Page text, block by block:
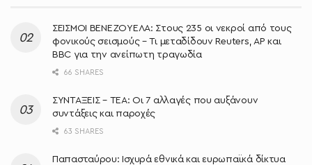
ΣΕΙΣΜΟΙ ΒΕΝΕΖΟΥΕΛΑ: Στους 235 οι νεκροί από τους
φονικούς σεισμούς – Τι μεταδίδουν Reuters, AP και
BBC για την ανείπωτη τραγωδία
66 SHARES
ΣΥΝΤΑΞΕΙΣ – ΤΕΑ: Οι 7 αλλαγές που αυξάνουν
συντάξεις και παροχές
63 SHARES
Παπασταύρου: Ισχυρά εθνικά και ευρωπαϊκά δίκτυα